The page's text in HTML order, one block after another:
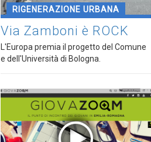
RIGENERAZIONE URBANA
Via Zamboni è ROCK
L'Europa premia il progetto del Comune
e dell'Università di Bologna.